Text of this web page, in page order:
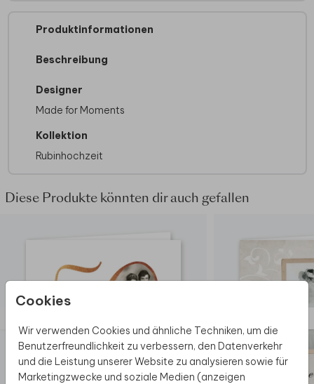
Cookies
Wir verwenden Cookies und ähnliche Techniken, um die
Benutzerfreundlichkeit zu verbessern, den Datenverkehr
und die Leistung unserer Website zu analysieren sowie für
Marketingzwecke und soziale Medien (anzeigen
Produktinformationen
Beschreibung
Designer
Made for Moments
Kollektion
Rubinhochzeit
Diese Produkte könnten dir auch gefallen